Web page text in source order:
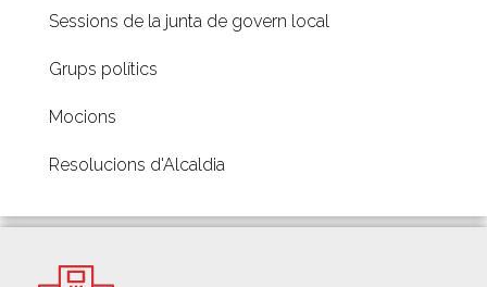
Sessions de la junta de govern local
Grups polítics
Mocions
Resolucions d'Alcaldia